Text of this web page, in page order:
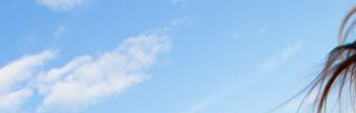
搜尋景點
好康優惠